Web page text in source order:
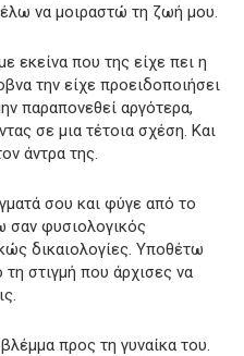
να μοιραστώ τη ζωή μου.
εκείνα που της είχε πει η
την είχε προειδοποιήσει
παραπονεθεί αργότερα,
σε μια τέτοια σχέση. Και
άντρα της.
σου και φύγε από το
σαν φυσιολογικός
δικαιολογίες. Υποθέτω
στιγμή που άρχισες να
προς τη γυναίκα του.